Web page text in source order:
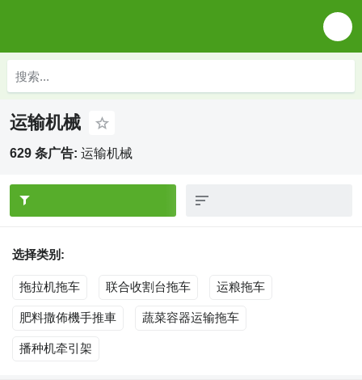
运输机械
629 条广告: 运输机械
选择类别:
拖拉机拖车 联合收割台拖车 运粮拖车
肥料撒佈機手推車 蔬菜容器运输拖车
播种机牵引架